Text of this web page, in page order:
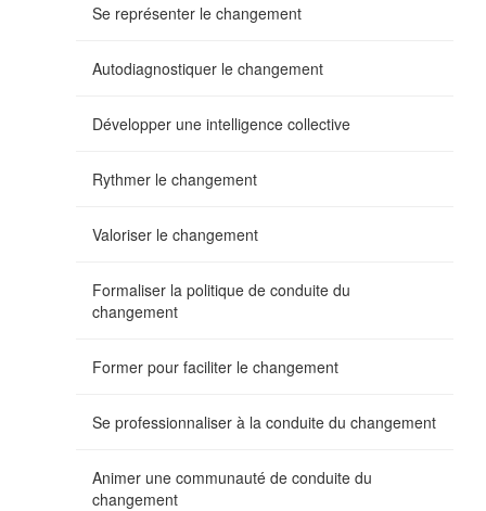
Se représenter le changement
Autodiagnostiquer le changement
Développer une intelligence collective
Rythmer le changement
Valoriser le changement
Formaliser la politique de conduite du
changement
Former pour faciliter le changement
Se professionnaliser à la conduite du changement
Animer une communauté de conduite du
changement